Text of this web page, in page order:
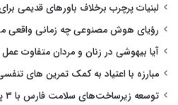
لبنیات پرچرب برخلاف باورهای قدیمی
رؤیای هوش مصنوعی چه زمانی واقعی
آیا بیهوشی در زنان و مردان متفاوت
مبارزه با اعتیاد به کمک تمرین های
توسعه زیرساخت‌های سلامت فارس با ۳ پروژه شتاب گرفت